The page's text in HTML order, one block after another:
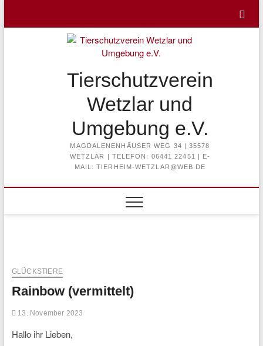
content
Tierschutzverein
Wetzlar und
Umgebung e.V.
MAGDALENENHÄUSER WEG 34 | 35578
WETZLAR | TELEFON: 06441 22451 | E-
MAIL: TIERHEIM-WETZLAR@WEB.DE
GLÜCKSTIERE
Rainbow (vermittelt)
13. November 2023
Hallo ihr Lieben,